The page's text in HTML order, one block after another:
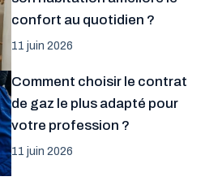
confort au quotidien ?
11 juin 2026
Comment choisir le contrat
de gaz le plus adapté pour
votre profession ?
11 juin 2026